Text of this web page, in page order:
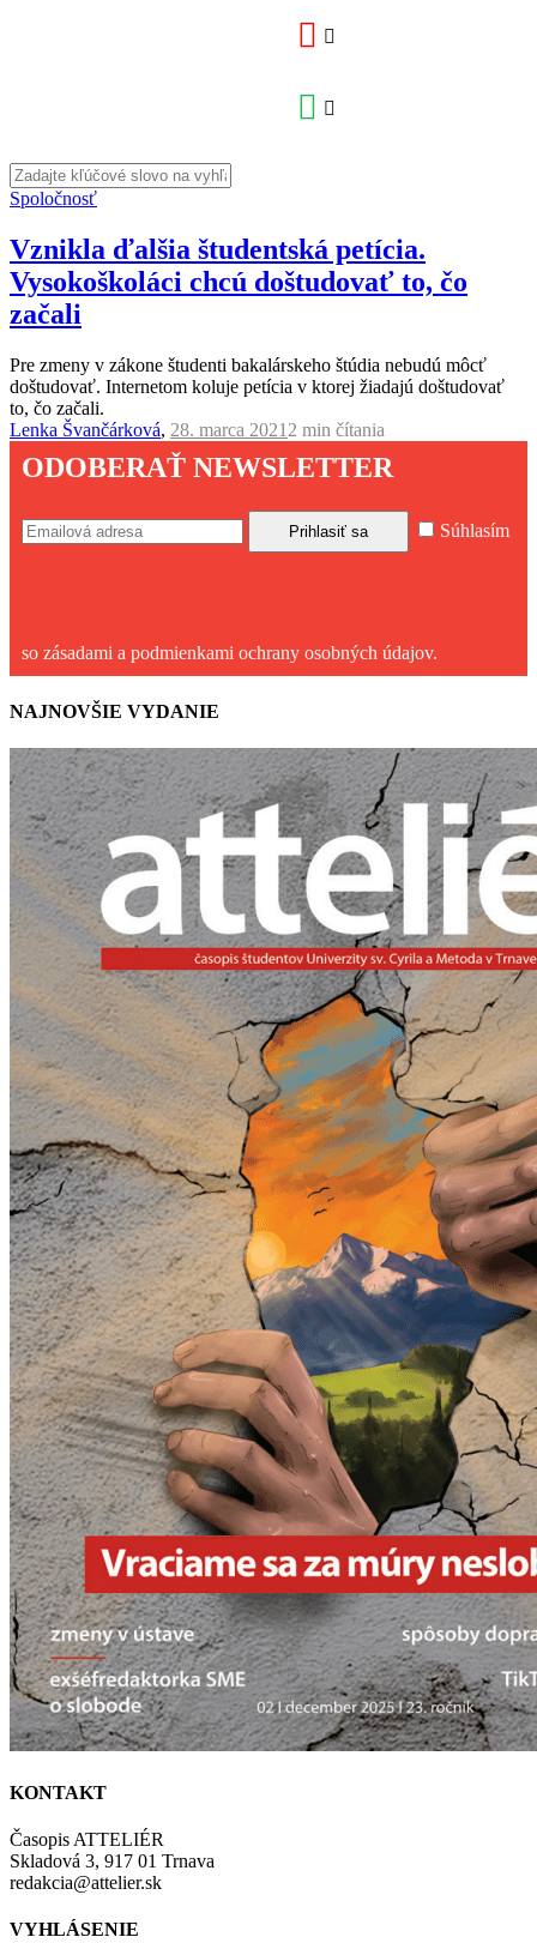
Spoločnosť
Vznikla ďalšia študentská petícia.
Vysokoškoláci chcú doštudovať to, čo
začali
Pre zmeny v zákone študenti bakalárskeho štúdia nebudú môcť
doštudovať. Internetom koluje petícia v ktorej žiadajú doštudovať
to, čo začali.
Lenka Švančárková, 28. marca 2021 2 min čítania
ODOBERAŤ NEWSLETTER
Súhlasím
so zásadami a podmienkami ochrany osobných údajov.
NAJNOVŠIE VYDANIE
KONTAKT
Časopis ATTELIÉR
Skladová 3, 917 01 Trnava
redakcia@attelier.sk
VYHLÁSENIE